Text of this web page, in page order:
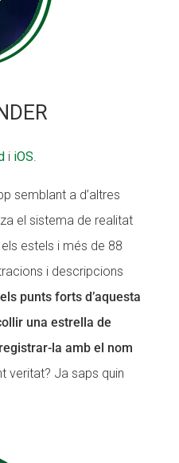
i iOS.
semblant a d’altres
el sistema de realitat
estels i més de 88
i descripcions
punts forts d’aquesta
una estrella de
la amb el nom
veritat? Ja saps quin